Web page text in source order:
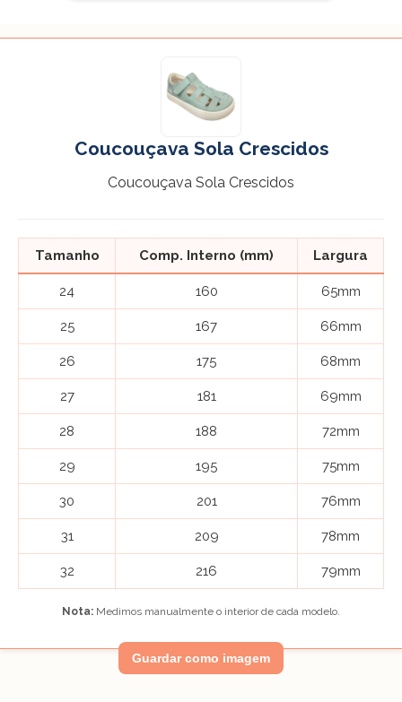
Coucouçava Sola Crescidos
Coucouçava Sola Crescidos
Tamanho Comp. Interno (mm) Largura
24 160 65mm
25 167 66mm
26 175 68mm
27 181 69mm
28 188 72mm
29 195 75mm
30 201 76mm
31 209 78mm
32 216 79mm
Nota: Medimos manualmente o interior de cada modelo.
Guardar como imagem